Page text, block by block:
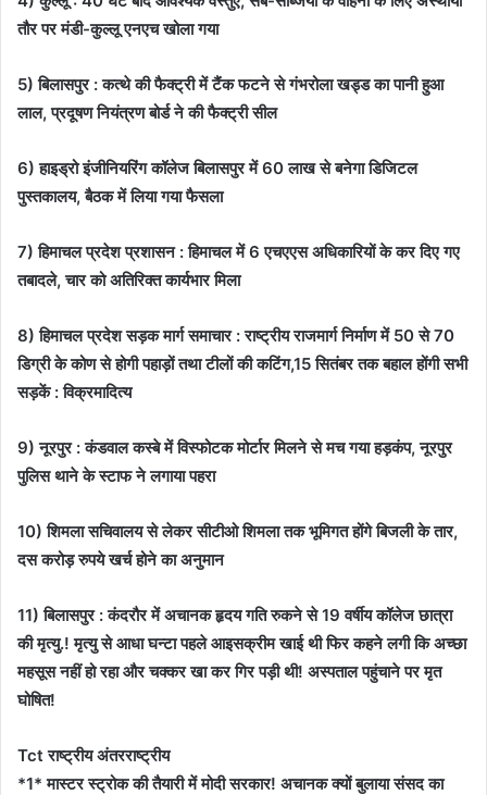
तौर पर मंडी-कुल्लू एनएच खोला गया
5) बिलासपुर : कत्थे की फैक्ट्री में टैंक फटने से गंभरोला खड्ड का पानी हुआ
लाल, प्रदूषण नियंत्रण बोर्ड ने की फैक्ट्री सील
6) हाइड्रो इंजीनियरिंग कॉलेज बिलासपुर में 60 लाख से बनेगा डिजिटल
पुस्तकालय, बैठक में लिया गया फैसला
7) हिमाचल प्रदेश प्रशासन : हिमाचल में 6 एचएएस अधिकारियों के कर दिए गए
तबादले, चार को अतिरिक्त कार्यभार मिला
8) हिमाचल प्रदेश सड़क मार्ग समाचार : राष्ट्रीय राजमार्ग निर्माण में 50 से 70
डिग्री के कोण से होगी पहाड़ों तथा टीलों की कटिंग,15 सितंबर तक बहाल होंगी सभी
सड़कें : विक्रमादित्य
9) नूरपुर : कंडवाल कस्बे में विस्फोटक मोर्टार मिलने से मच गया हड़कंप, नूरपुर
पुलिस थाने के स्टाफ ने लगाया पहरा
10) शिमला सचिवालय से लेकर सीटीओ शिमला तक भूमिगत होंगे बिजली के तार,
दस करोड़ रुपये खर्च होने का अनुमान
11) बिलासपुर : कंदरौर में अचानक हृदय गति रुकने से 19 वर्षीय कॉलेज छात्रा
की मृत्यु.! मृत्यु से आधा घन्टा पहले आइसक्रीम खाई थी फिर कहने लगी कि अच्छा
महसूस नहीं हो रहा और चक्कर खा कर गिर पड़ी थी! अस्पताल पहुंचाने पर मृत
घोषित!
Tct राष्ट्रीय अंतरराष्ट्रीय
*1* मास्टर स्ट्रोक की तैयारी में मोदी सरकार! अचानक क्यों बुलाया संसद का